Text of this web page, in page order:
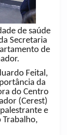
de saúde
Secretaria
de
Feital,
da
do Centro
(Cerest)
e
Trabalho,